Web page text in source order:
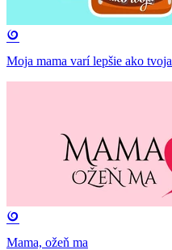
Moja mama varí lepšie ako tvoja
Mama, ožeň ma